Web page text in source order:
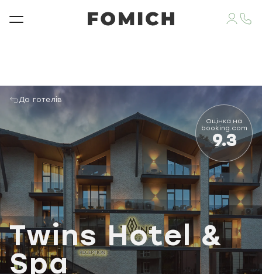
До готелів
Twins Hotel &
Spa
Оцінка на
booking.com
9.3